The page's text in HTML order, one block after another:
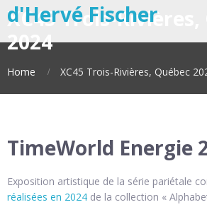
d'Hervé Fischer
XC45 Trois-Rivières,
2024
Home XC45 Trois-Rivières, Québec
TimeWorld Energie
Exposition artistique de la série pariétale
réalisées en 2024 de la collection «